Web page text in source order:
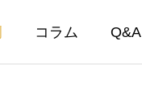
コラム Q&A